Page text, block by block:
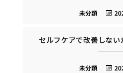
未分類
セルフケアで改善しな
未分類